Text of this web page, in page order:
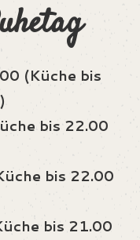
(Küche bis
bis 22.00
bis 22.00
bis 21.00